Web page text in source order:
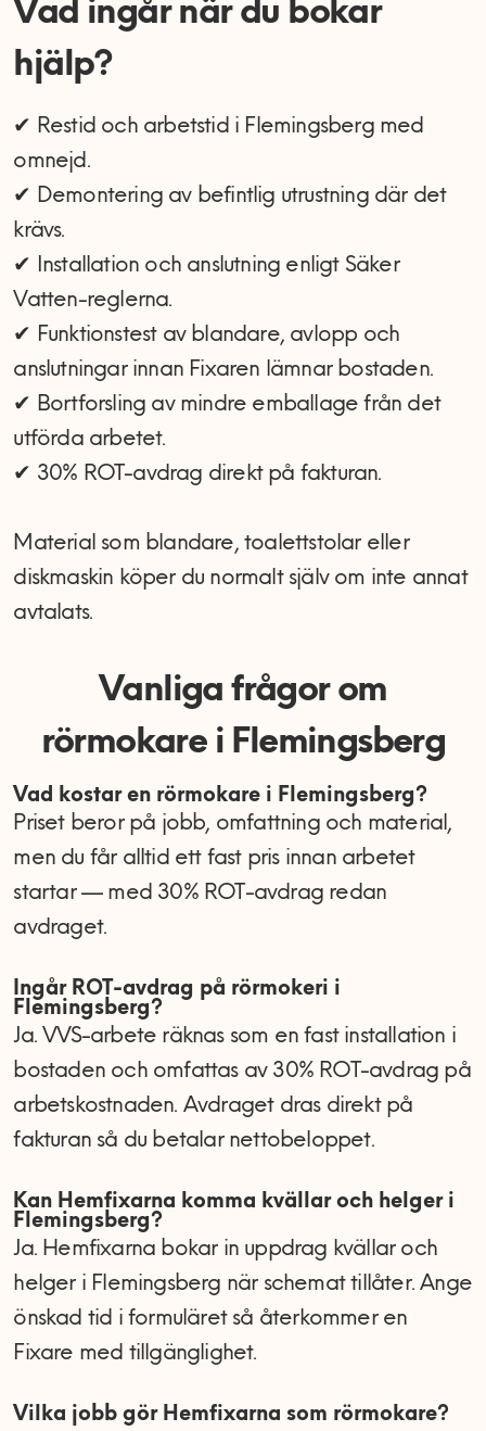
Vad ingår när du bokar
hjälp?
✔ Restid och arbetstid i Flemingsberg med
omnejd.
✔ Demontering av befintlig utrustning där det
krävs.
✔ Installation och anslutning enligt Säker
Vatten-reglerna.
✔ Funktionstest av blandare, avlopp och
anslutningar innan Fixaren lämnar bostaden.
✔ Bortforsling av mindre emballage från det
utförda arbetet.
✔ 30% ROT-avdrag direkt på fakturan.
Material som blandare, toalettstolar eller
diskmaskin köper du normalt själv om inte annat
avtalats.
Vanliga frågor om
rörmokare i Flemingsberg
Vad kostar en rörmokare i Flemingsberg?
Priset beror på jobb, omfattning och material,
men du får alltid ett fast pris innan arbetet
startar — med 30% ROT-avdrag redan
avdraget.
Ingår ROT-avdrag på rörmokeri i
Flemingsberg?
Ja. VVS-arbete räknas som en fast installation i
bostaden och omfattas av 30% ROT-avdrag på
arbetskostnaden. Avdraget dras direkt på
fakturan så du betalar nettobeloppet.
Kan Hemfixarna komma kvällar och helger i
Flemingsberg?
Ja. Hemfixarna bokar in uppdrag kvällar och
helger i Flemingsberg när schemat tillåter. Ange
önskad tid i formuläret så återkommer en
Fixare med tillgänglighet.
Vilka jobb gör Hemfixarna som rörmokare?